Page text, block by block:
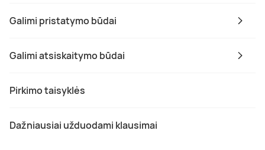
Galimi pristatymo būdai
Galimi atsiskaitymo būdai
Pirkimo taisyklės
Dažniausiai užduodami klausimai